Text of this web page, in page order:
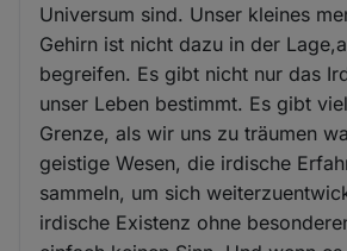
Universum sind. Unser kleines
Gehirn ist nicht dazu in der
begreifen. Es gibt nicht nur das
unser Leben bestimmt. Es gibt
Grenze, als wir uns zu träumen
geistige Wesen, die irdische
sammeln, um sich
irdische Existenz ohne